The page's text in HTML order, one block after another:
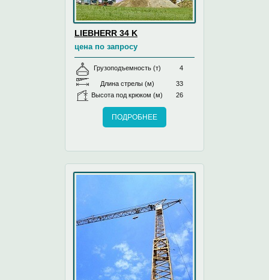
LIEBHERR 34 K
цена по запросу
Грузоподъемность (т) 4
Длина стрелы (м)
33
Высота под крюком (м)
26
ПОДРОБНЕЕ